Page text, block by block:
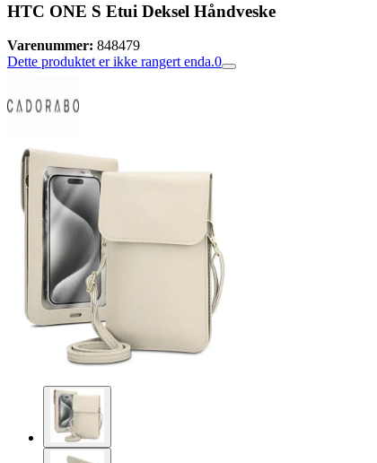
HTC ONE S Etui Deksel Håndveske
Varenummer: 848479
Dette produktet er ikke rangert enda.0